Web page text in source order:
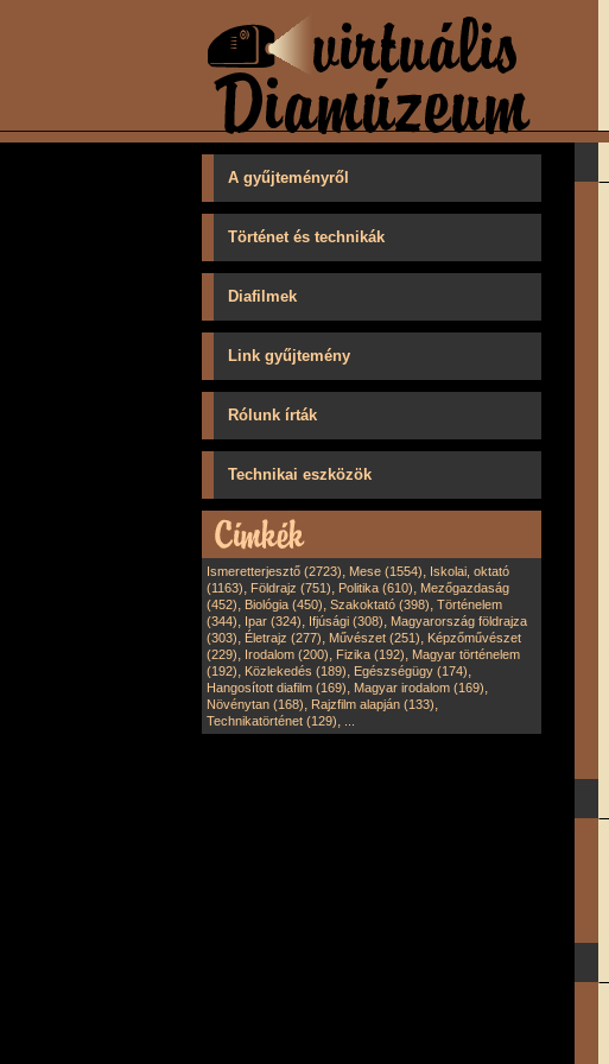
A gyűjteményről
Történet és technikák
Diafilmek
Link gyűjtemény
Rólunk írták
Technikai eszközök
Ismeretterjesztő (2723), Mese (1554), Iskolai, oktató
(1163), Földrajz (751), Politika (610), Mezőgazdaság
(452), Biológia (450), Szakoktató (398), Történelem
(344), Ipar (324), Ifjúsági (308), Magyarország földrajza
(303), Életrajz (277), Művészet (251), Képzőművészet
(229), Irodalom (200), Fizika (192), Magyar történelem
(192), Közlekedés (189), Egészségügy (174),
Hangosított diafilm (169), Magyar irodalom (169),
Növénytan (168), Rajzfilm alapján (133),
Technikatörténet (129),